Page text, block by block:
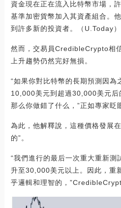
資金現在正在流入比特幣市場，
基準加密貨幣加入其資產組合。
到許多新的投資者。（U.Today
然而，交易員CredibleCrypto相
上升趨勢仍然完好無損。
“如果你對比特幣的長期預測因
10,000美元到超過30,000美元后
那么你做錯了什么，”正如專家眨
為此，他解釋說，這種價格發展
的”。
“我們進行的最后一次重大重新
升至30,000美元以上。因此，重
乎邏輯和理智的，